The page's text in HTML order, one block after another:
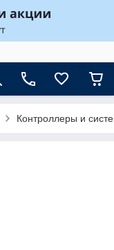
Контроллеры и